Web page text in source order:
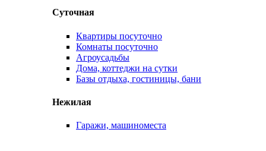
Суточная
Квартиры посуточно
Комнаты посуточно
Агроусадьбы
Дома, коттеджи на сутки
Базы отдыха, гостиницы, бани
Нежилая
Гаражи, машиноместа